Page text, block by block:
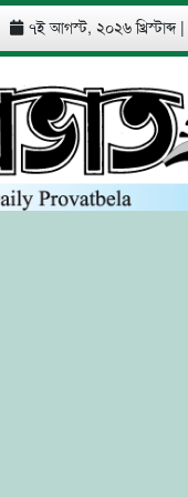
৭ই আগস্ট, ২০২৬ খ্রিস্টাব্দ |